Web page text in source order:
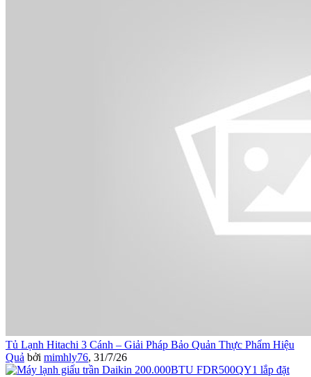
Tủ Lạnh Hitachi 3 Cánh – Giải Pháp Bảo Quản Thực Phẩm Hiệu
Quả bởi mimhly76, 31/7/26